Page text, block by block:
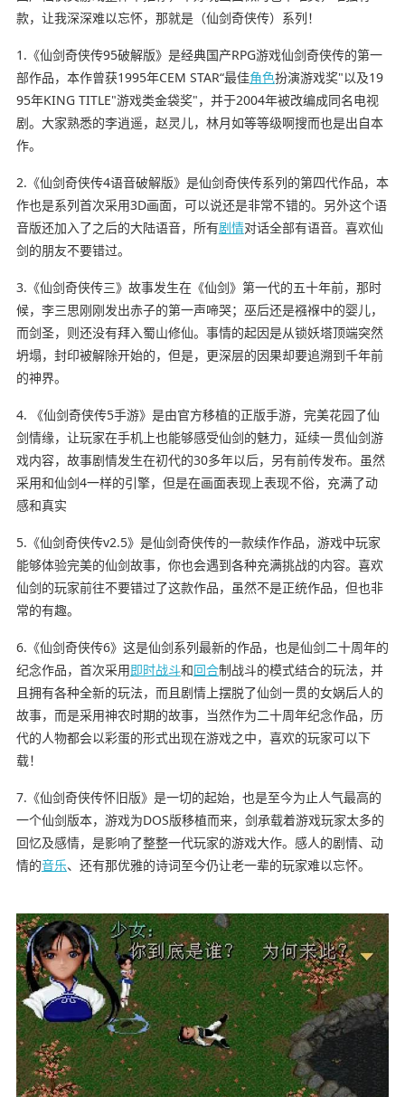
款，让我深深难以忘怀，那就是（仙剑奇侠传）系列！
1.《仙剑奇侠传95破解版》是经典国产RPG游戏仙剑奇侠传的第一
部作品，本作曾获1995年CEM STAR“最佳角色扮演游戏奖"以及19
95年KING TITLE"游戏类金袋奖"，并于2004年被改编成同名电视
剧。大家熟悉的李逍遥，赵灵儿，林月如等等级啊搜而也是出自本
作。
2.《仙剑奇侠传4语音破解版》是仙剑奇侠传系列的第四代作品，本
作也是系列首次采用3D画面，可以说还是非常不错的。另外这个语
音版还加入了之后的大陆语音，所有剧情对话全部有语音。喜欢仙
剑的朋友不要错过。
3.《仙剑奇侠传三》故事发生在《仙剑》第一代的五十年前，那时
候，李三思刚刚发出赤子的第一声啼哭；巫后还是襁褓中的婴儿，
而剑圣，则还没有拜入蜀山修仙。事情的起因是从锁妖塔顶端突然
坍塌，封印被解除开始的，但是，更深层的因果却要追溯到千年前
的神界。
4. 《仙剑奇侠传5手游》是由官方移植的正版手游，完美花园了仙
剑情缘，让玩家在手机上也能够感受仙剑的魅力，延续一贯仙剑游
戏内容，故事剧情发生在初代的30多年以后，另有前传发布。虽然
采用和仙剑4一样的引擎，但是在画面表现上表现不俗，充满了动
感和真实
5.《仙剑奇侠传v2.5》是仙剑奇侠传的一款续作作品，游戏中玩家
能够体验完美的仙剑故事，你也会遇到各种充满挑战的内容。喜欢
仙剑的玩家前往不要错过了这款作品，虽然不是正统作品，但也非
常的有趣。
6.《仙剑奇侠传6》这是仙剑系列最新的作品，也是仙剑二十周年的
纪念作品，首次采用即时战斗和回合制战斗的模式结合的玩法，并
且拥有各种全新的玩法，而且剧情上摆脱了仙剑一贯的女娲后人的
故事，而是采用神农时期的故事，当然作为二十周年纪念作品，历
代的人物都会以彩蛋的形式出现在游戏之中，喜欢的玩家可以下
载！
7.《仙剑奇侠传怀旧版》是一切的起始，也是至今为止人气最高的
一个仙剑版本，游戏为DOS版移植而来，剑承载着游戏玩家太多的
回忆及感情，是影响了整整一代玩家的游戏大作。感人的剧情、动
情的音乐、还有那优雅的诗词至今仍让老一辈的玩家难以忘怀。